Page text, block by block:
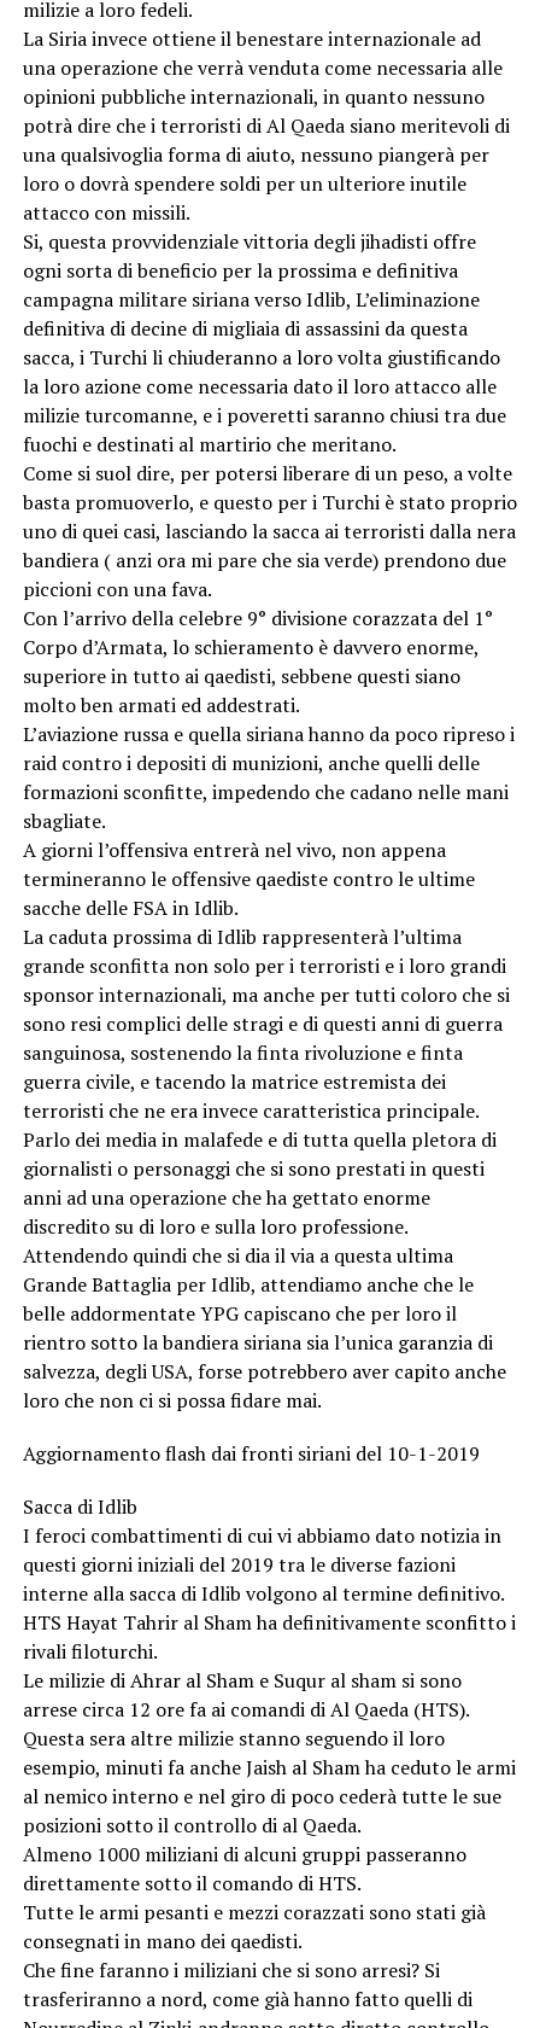
milizie a loro fedeli.
La Siria invece ottiene il benestare internazionale ad
una operazione che verrà venduta come necessaria alle
opinioni pubbliche internazionali, in quanto nessuno
potrà dire che i terroristi di Al Qaeda siano meritevoli di
una qualsivoglia forma di aiuto, nessuno piangerà per
loro o dovrà spendere soldi per un ulteriore inutile
attacco con missili.
Si, questa provvidenziale vittoria degli jihadisti offre
ogni sorta di beneficio per la prossima e definitiva
campagna militare siriana verso Idlib, L’eliminazione
definitiva di decine di migliaia di assassini da questa
sacca, i Turchi li chiuderanno a loro volta giustificando
la loro azione come necessaria dato il loro attacco alle
milizie turcomanne, e i poveretti saranno chiusi tra due
fuochi e destinati al martirio che meritano.
Come si suol dire, per potersi liberare di un peso, a volte
basta promuoverlo, e questo per i Turchi è stato proprio
uno di quei casi, lasciando la sacca ai terroristi dalla nera
bandiera ( anzi ora mi pare che sia verde) prendono due
piccioni con una fava.
Con l’arrivo della celebre 9° divisione corazzata del 1°
Corpo d’Armata, lo schieramento è davvero enorme,
superiore in tutto ai qaedisti, sebbene questi siano
molto ben armati ed addestrati.
L’aviazione russa e quella siriana hanno da poco ripreso i
raid contro i depositi di munizioni, anche quelli delle
formazioni sconfitte, impedendo che cadano nelle mani
sbagliate.
A giorni l’offensiva entrerà nel vivo, non appena
termineranno le offensive qaediste contro le ultime
sacche delle FSA in Idlib.
La caduta prossima di Idlib rappresenterà l’ultima
grande sconfitta non solo per i terroristi e i loro grandi
sponsor internazionali, ma anche per tutti coloro che si
sono resi complici delle stragi e di questi anni di guerra
sanguinosa, sostenendo la finta rivoluzione e finta
guerra civile, e tacendo la matrice estremista dei
terroristi che ne era invece caratteristica principale.
Parlo dei media in malafede e di tutta quella pletora di
giornalisti o personaggi che si sono prestati in questi
anni ad una operazione che ha gettato enorme
discredito su di loro e sulla loro professione.
Attendendo quindi che si dia il via a questa ultima
Grande Battaglia per Idlib, attendiamo anche che le
belle addormentate YPG capiscano che per loro il
rientro sotto la bandiera siriana sia l’unica garanzia di
salvezza, degli USA, forse potrebbero aver capito anche
loro che non ci si possa fidare mai.
Aggiornamento flash dai fronti siriani del 10-1-2019
Sacca di Idlib
I feroci combattimenti di cui vi abbiamo dato notizia in
questi giorni iniziali del 2019 tra le diverse fazioni
interne alla sacca di Idlib volgono al termine definitivo.
HTS Hayat Tahrir al Sham ha definitivamente sconfitto i
rivali filoturchi.
Le milizie di Ahrar al Sham e Suqur al sham si sono
arrese circa 12 ore fa ai comandi di Al Qaeda (HTS).
Questa sera altre milizie stanno seguendo il loro
esempio, minuti fa anche Jaish al Sham ha ceduto le armi
al nemico interno e nel giro di poco cederà tutte le sue
posizioni sotto il controllo di al Qaeda.
Almeno 1000 miliziani di alcuni gruppi passeranno
direttamente sotto il comando di HTS.
Tutte le armi pesanti e mezzi corazzati sono stati già
consegnati in mano dei qaedisti.
Che fine faranno i miliziani che si sono arresi? Si
trasferiranno a nord, come già hanno fatto quelli di